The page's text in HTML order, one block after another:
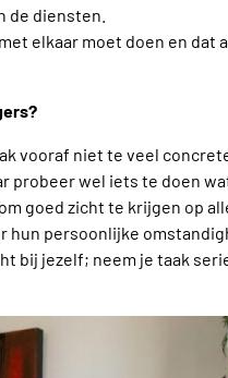
de diensten.
elkaar moet doen en dat
vooraf niet te veel
probeer wel iets te doen
goed zicht te krijgen op
persoonlijke
bij jezelf; neem je taak